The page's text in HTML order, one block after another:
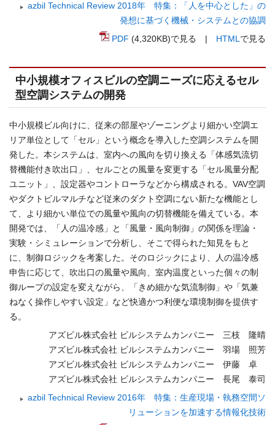
azbil Technical Review 2018年 特集：「人を中心とした」の
発想に基づく機械・システムとの協調
PDF (4,320KB)で見る | HTML で見る
中小規模オフィスビルの空調ニーズに応えるセル
型空調システムの開発
中小規模ビル向けに、従来の部屋やゾーニングより細かい空調エ
リア単位として「セル」という概念を導入した空調システムを開
発した。本システムは、室内への風向を切り換える「体感気流切
替機能付き吹出口」、セルごとの風量を変更する「セル風量分配
ユニット」、設定器やコントローラなどから構成される。VAV空調
やダクトビルマルチなど従来のダクト空調にない新たな機能とし
て、より細かい単位での風量や風向の切替機能を備えている。本
開発では、「人の温冷感」と「風量・風向制御」の関係を理論・
実験・シミュレーションで分析し、そこで得られた知見をもと
に、制御ロジックを考案した。そのロジックにより、人の温冷感
申告に応じて、吹出口の風量や風向、室内温度といった個々の制
御ループの設定を変えながら、「きめ細かな気流制御」や「気兼
ねなく操作しやすい設定」など快適かつ利便な環境制御を提供す
る。
アズビル株式会社 ビルシステムカンパニー 三枝 隆晴
アズビル株式会社 ビルシステムカンパニー 羽場 照芳
アズビル株式会社 ビルシステムカンパニー 伊藤 卓
アズビル株式会社 ビルシステムカンパニー 長尾 泰司
azbil Technical Review 2016年 特集：生産現場・執務空間ソ
リューションを加速する情報化技術